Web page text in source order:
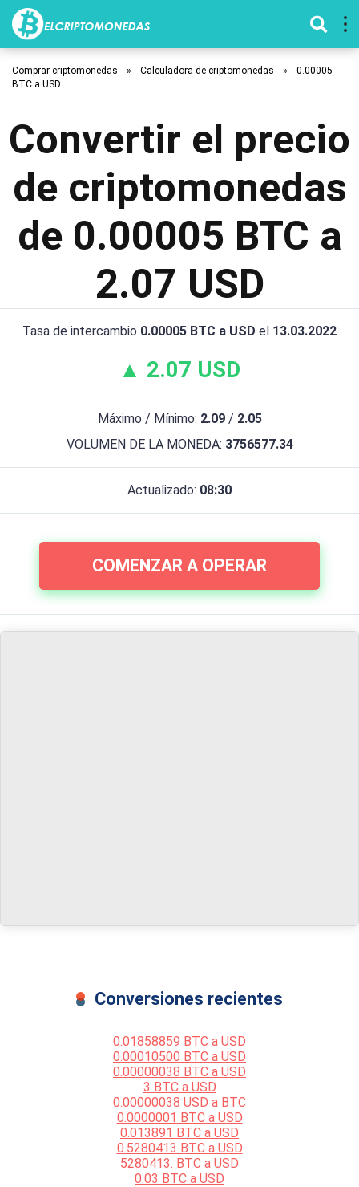
Comprar criptomonedas » Calculadora de criptomonedas »
0.00005
BTC a USD
Convertir el precio
de criptomonedas
de 0.00005 BTC a
2.07 USD
Tasa de intercambio 0.00005 BTC a USD el 13.03.2022
▲ 2.07 USD
Máximo / Mínimo: 2.09/ 2.05
VOLUMEN DE LA MONEDA: 3756577.34
Actualizado: 08:30
COMENZAR A OPERAR
Conversiones recientes
0.01858859 BTC a USD
0.00010500 BTC a USD
0.00000038 BTC a USD
3 BTC a USD
0.00000038 USD a BTC
0.0000001 BTC a USD
0.013891 BTC a USD
0.5280413 BTC a USD
5280413. BTC a USD
0.03 BTC a USD